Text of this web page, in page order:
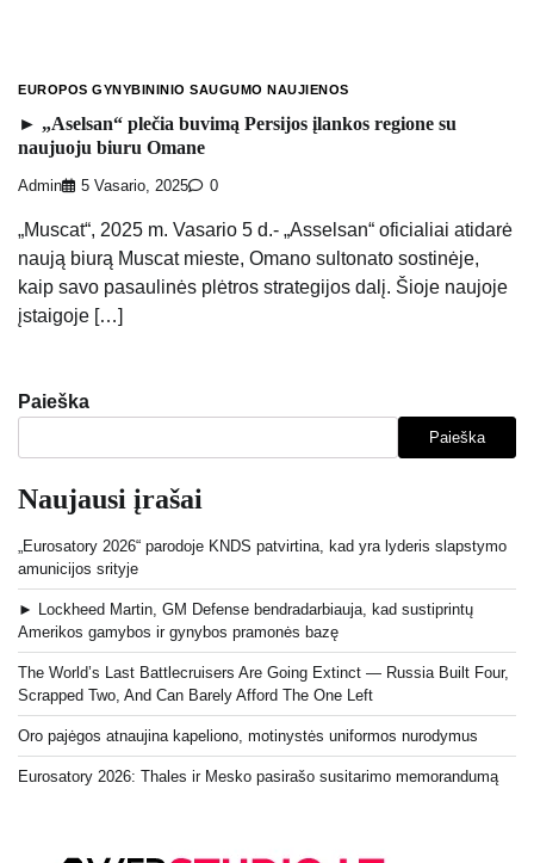
EUROPOS GYNYBININIO SAUGUMO NAUJIENOS
► „Aselsan“ plečia buvimą Persijos įlankos regione su
naujuoju biuru Omane
Admin 5 Vasario, 2025 0
„Muscat“, 2025 m. Vasario 5 d.- „Asselsan“ oficialiai atidarė
naują biurą Muscat mieste, Omano sultonato sostinėje,
kaip savo pasaulinės plėtros strategijos dalį. Šioje naujoje
įstaigoje […]
Paieška
Paieška
Naujausi įrašai
„Eurosatory 2026“ parodoje KNDS patvirtina, kad yra lyderis slapstymo
amunicijos srityje
► Lockheed Martin, GM Defense bendradarbiauja, kad sustiprintų
Amerikos gamybos ir gynybos pramonės bazę
The World’s Last Battlecruisers Are Going Extinct — Russia Built Four,
Scrapped Two, And Can Barely Afford The One Left
Oro pajėgos atnaujina kapeliono, motinystės uniformos nurodymus
Eurosatory 2026: Thales ir Mesko pasirašo susitarimo memorandumą